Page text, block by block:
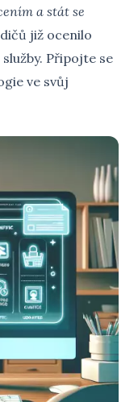
a stát se
již ocenilo
Připojte se
ve svůj